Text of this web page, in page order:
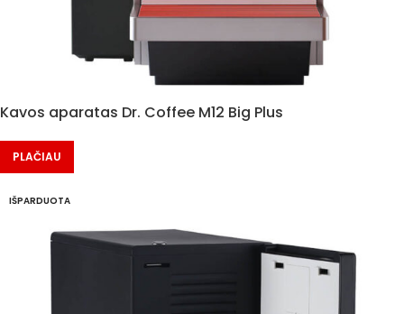
Kavos aparatas Dr. Coffee M12 Big Plus
PLAČIAU
IŠPARDUOTA